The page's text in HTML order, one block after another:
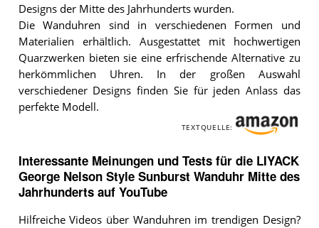
Designs der Mitte des Jahrhunderts wurden.
Die Wanduhren sind in verschiedenen Formen und
Materialien erhältlich. Ausgestattet mit hochwertigen
Quarzwerken bieten sie eine erfrischende Alternative zu
herkömmlichen Uhren. In der großen Auswahl
verschiedener Designs finden Sie für jeden Anlass das
perfekte Modell.
TEXTQUELLE:
Interessante Meinungen und Tests für die LIYACK
George Nelson Style Sunburst Wanduhr Mitte des
Jahrhunderts auf YouTube
Hilfreiche Videos über Wanduhren im trendigen Design?